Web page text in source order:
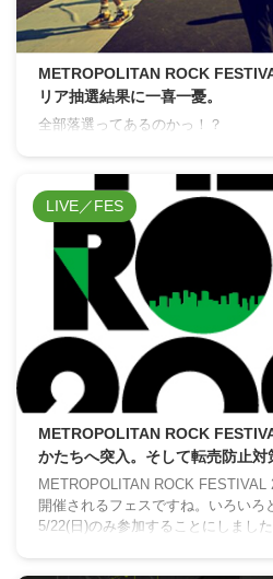
METROPOLITAN ROCK
リア抽選結果に一喜一憂。
全部落選ってあるのかっ！？
LIVE／FES
METROPOLITAN ROCK
かたちへ突入。そして転売防止
METROPOLITAN ROCK
開催されるフェスですね。いろいろ
5/22(日)のみ参加することにしました